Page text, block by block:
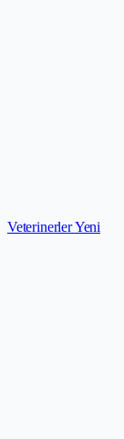
VeterinerlerYeni